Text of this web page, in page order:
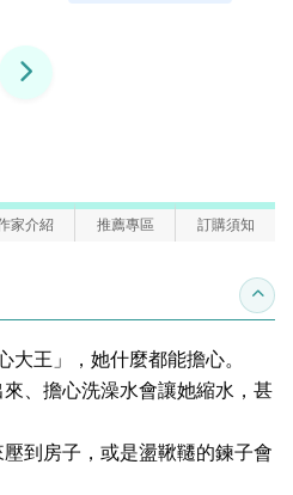
家介紹 推薦專區 訂購須知
收合
大王」，她什麼都能擔心。
、擔心洗澡水會讓她縮水，甚
到房子，或是盪鞦韆的鍊子會